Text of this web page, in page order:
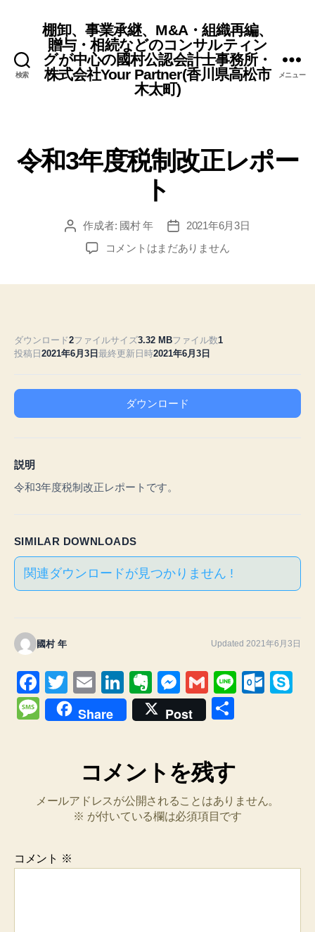
検索
棚卸、事業承継、M&A・組織再編、
贈与・相続などのコンサルティン
グが中心の國村公認会計士事務所・
株式会社Your Partner(香川県高松市
木太町)
メニュー
令和3年度税制改正レポー
ト
投
作成者: 國村 年
投
稿
日
2021年6月3日
令
制
改
レ
ー
コメントはまだありません
ダウンロード2ファイルサイズ3.32 MBファイル数1
投稿日 2021年6月3日 最終更新日時2021年6月3日
ダウンロード
説明
令和3年度税制改正レポートです。
SIMILAR DOWNLOADS
関連ダウンロードが見つかりません !
國村 年 Updated 2021年6月3日
F
a
c
o
T
wi
tt
E
m
ail
Li
n
k
dI
n
E
v
er
ot
e
M
e
ss
n
g
er
G
m
ail
Li
O
M
g
Share Post
コメントを残す
メールアドレスが公開されることはありません。
※ が付いている欄は必須項目です
コメント ※